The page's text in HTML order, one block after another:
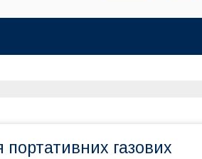
портативних газових